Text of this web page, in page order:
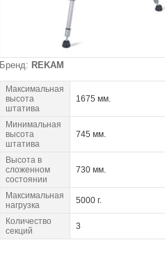
Бренд: REKAM
Максимальная
высота
штатива
1675 мм.
Минимальная
высота
штатива
745 мм.
Высота в
сложенном
состоянии
730 мм.
Максимальная
нагрузка
5000 г.
Количество
секций
3